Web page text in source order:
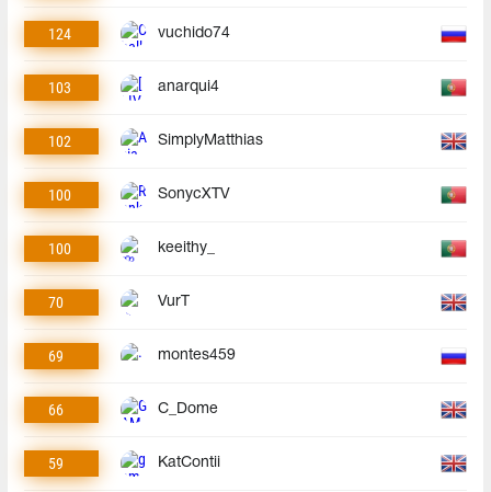
124 vuchido74
103 anarqui4
102 SimplyMatthias
100 SonycXTV
100 keeithy_
70 VurT
69 montes459
66 C_Dome
59 KatContii